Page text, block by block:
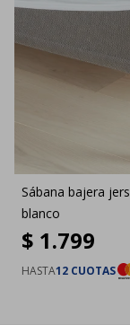
Sábana bajera
blanco
$ 1.799
HASTA12 CUOTAS